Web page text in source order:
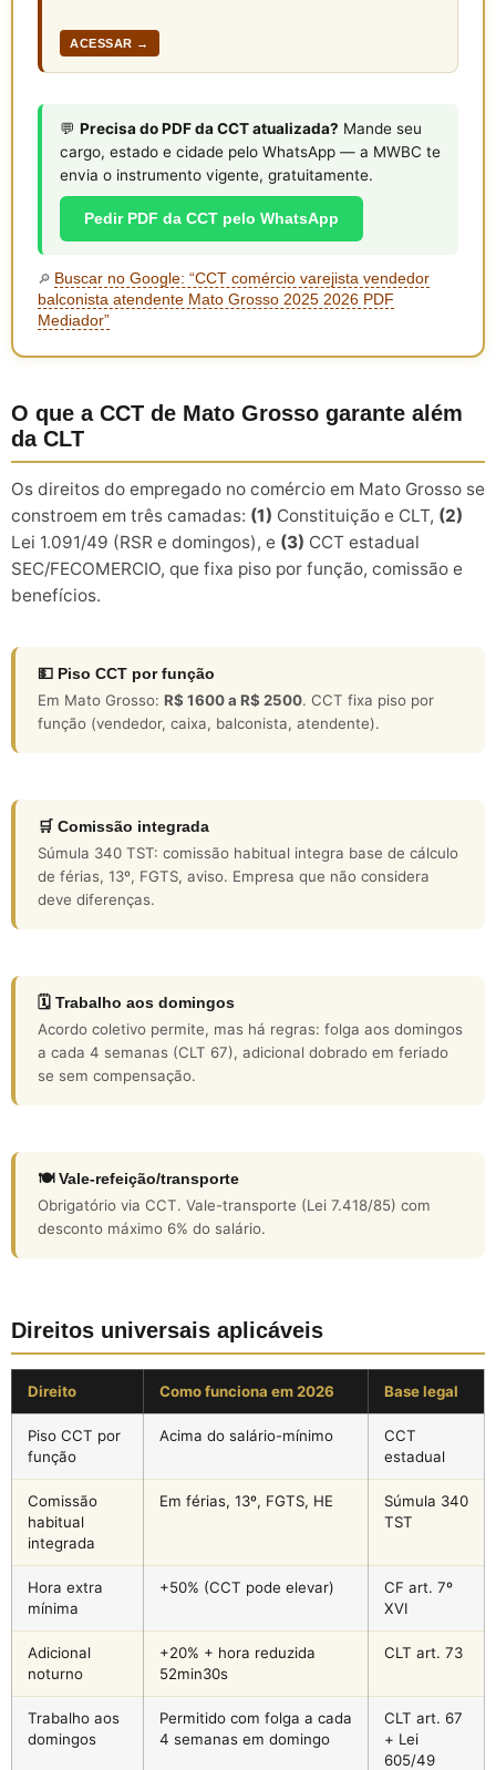
ACESSAR →
💬 Precisa do PDF da CCT atualizada? Mande seu
cargo, estado e cidade pelo WhatsApp — a MWBC te
envia o instrumento vigente, gratuitamente.
Pedir PDF da CCT pelo WhatsApp
🔎 Buscar no Google: “CCT comércio varejista vendedor
balconista atendente Mato Grosso 2025 2026 PDF
Mediador”
O que a CCT de Mato Grosso garante além
da CLT
Os direitos do empregado no comércio em Mato Grosso se
constroem em três camadas: (1) Constituição e CLT, (2)
Lei 1.091/49 (RSR e domingos), e (3) CCT estadual
SEC/FECOMERCIO, que fixa piso por função, comissão e
benefícios.
💵 Piso CCT por função
Em Mato Grosso: R$ 1600 a R$ 2500. CCT fixa piso por
função (vendedor, caixa, balconista, atendente).
🛒 Comissão integrada
Súmula 340 TST: comissão habitual integra base de cálculo
de férias, 13º, FGTS, aviso. Empresa que não considera
deve diferenças.
🗓️ Trabalho aos domingos
Acordo coletivo permite, mas há regras: folga aos domingos
a cada 4 semanas (CLT 67), adicional dobrado em feriado
se sem compensação.
🍽️ Vale-refeição/transporte
Obrigatório via CCT. Vale-transporte (Lei 7.418/85) com
desconto máximo 6% do salário.
Direitos universais aplicáveis
Direito Como funciona em 2026 Base legal
Piso CCT por
função
Acima do salário-mínimo
CCT
estadual
Comissão
habitual
integrada
Em férias, 13º, FGTS, HE
Súmula 340
TST
Hora extra
mínima
+50% (CCT pode elevar)
CF art. 7º
XVI
Adicional
noturno
+20% + hora reduzida
52min30s
CLT art. 73
Trabalho aos
domingos
Permitido com folga a cada
4 semanas em domingo
CLT art. 67
+ Lei
605/49